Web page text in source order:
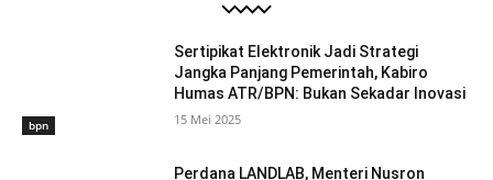
bpn
Sertipikat Elektronik Jadi Strategi
Jangka Panjang Pemerintah, Kabiro
Humas ATR/BPN: Bukan Sekadar Inovasi
15 Mei 2025
Perdana LANDLAB, Menteri Nusron